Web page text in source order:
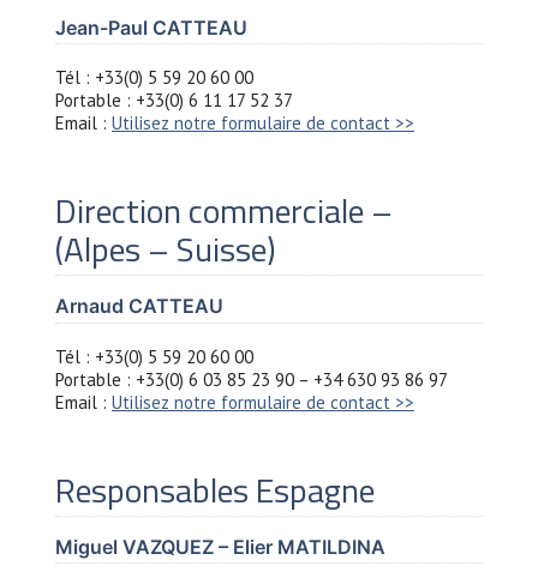
Jean-Paul CATTEAU
Tél : +33(0) 5 59 20 60 00
Portable : +33(0) 6 11 17 52 37
Email : Utilisez notre formulaire de contact >>
Direction commerciale –
(Alpes – Suisse)
Arnaud CATTEAU
Tél : +33(0) 5 59 20 60 00
Portable : +33(0) 6 03 85 23 90 – +34 630 93 86 97
Email : Utilisez notre formulaire de contact >>
Responsables Espagne
Miguel VAZQUEZ – Elier MATILDINA